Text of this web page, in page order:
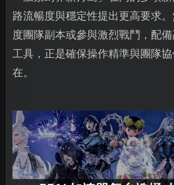
路流暢度與穩定性提出更高要求
度團隊副本或參與激烈戰鬥，配
工具，正是確保操作精準與團隊
在。